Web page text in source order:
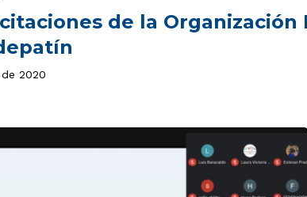
de la Organización
2020